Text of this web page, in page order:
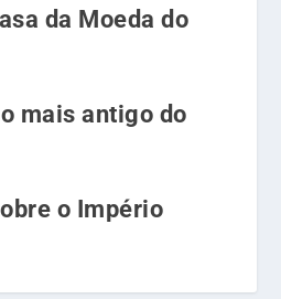
da Moeda do
mais antigo do
o Império